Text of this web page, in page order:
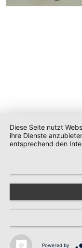
Diese Seite nutzt
ihre Dienste
entsprechend den
Powered by